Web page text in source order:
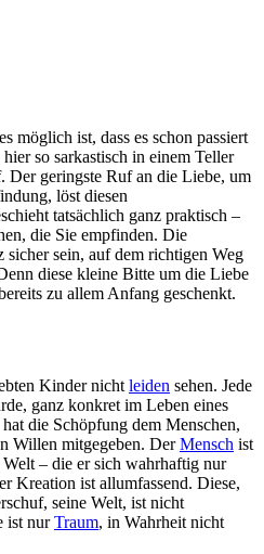
möglich ist, dass es schon passiert
so sarkastisch in einem Teller
Der geringste Ruf an die Liebe, um
löst diesen
tatsächlich ganz praktisch –
die Sie empfinden. Die
sicher sein, auf dem richtigen Weg
diese kleine Bitte um die Liebe
zu allem Anfang geschenkt.
Kinder nicht leiden sehen. Jede
ganz konkret im Leben eines
die Schöpfung dem Menschen,
Willen mitgegeben. DerMensch ist
– die er sich wahrhaftig nur
Kreation ist allumfassend. Diese,
seine Welt, ist nicht
ist nurTraum, in Wahrheit nicht